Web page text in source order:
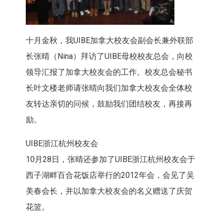
十月金秋，我UIBE加拿大校友会副会长兼外联部
长张晴（Nina）拜访了UIBE母校校友总会，向校
领导汇报了加拿大校友会的工作。校友总会秘书
长叶文楼老师请张晴向我们加拿大校友会全体校
友转达亲切的问候，鼓励我们团结校友，再接再
励。
UIBE浙江杭州校友会
10月28日，张晴还参加了UIBE浙江杭州校友会于
西子湖畔百合花饭店举行的2012年会，会见了吴
美春会长，并以加拿大校友会的名义赠送了庆贺
花篮。